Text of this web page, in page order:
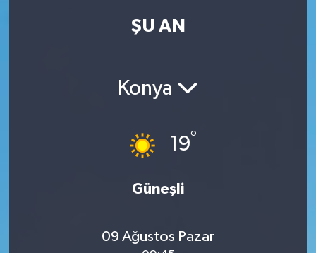
ŞU AN
Konya
19°
Güneşli
09 Ağustos Pazar